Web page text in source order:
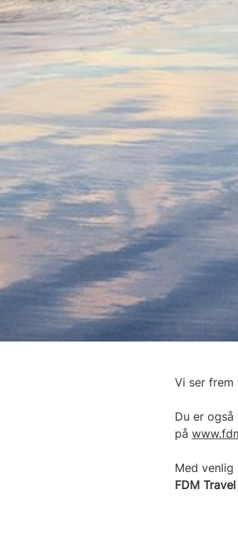
Vi ser
Du er
på
Med venlig
FDM Travel